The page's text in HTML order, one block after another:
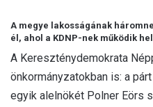
A megye lakosságának
él, ahol a KDNP-nek működik
A Kereszténydemokrata
önkormányzatokban is: a
egyik alelnökét Polner Eörs